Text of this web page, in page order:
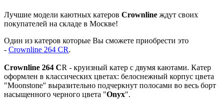
Лучшие модели каютных катеров Crownline ждут своих
покупателей на складе в Москве!
Один из катеров которые Вы сможете приобрести это
- Crownline 264 CR.
Crownline 264 CR - круизный катер с двумя каютами. Катер
оформлен в классических цветах: белоснежный корпус цвета
"Moonstone" выразительно подчеркнут полосами во весь борт
насыщенного черного цвета "Onyx".